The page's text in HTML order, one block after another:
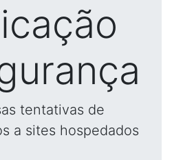
tentativas de
a sites hospedados